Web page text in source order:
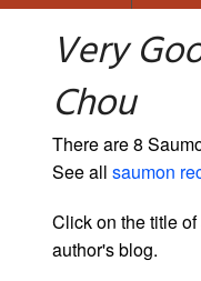
Very
Chou
There are 8
See all saumon
Click on the title
author's blog.